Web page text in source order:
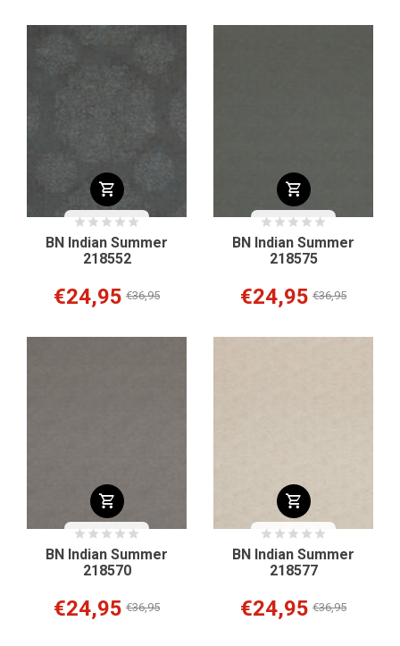
BN Indian Summer
218552
€24,95 €36,95
BN Indian Summer
218575
€24,95 €36,95
BN Indian Summer
218570
€24,95 €36,95
BN Indian Summer
218577
€24,95 €36,95